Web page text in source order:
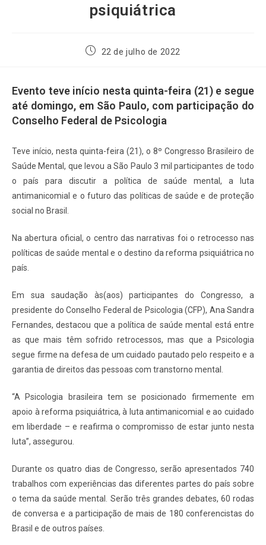
psiquiátrica
22 de julho de 2022
Evento teve início nesta quinta-feira (21) e segue
até domingo, em São Paulo, com participação do
Conselho Federal de Psicologia
Teve início, nesta quinta-feira (21), o 8º Congresso Brasileiro de
Saúde Mental, que levou a São Paulo 3 mil participantes de todo
o país para discutir a política de saúde mental, a luta
antimanicomial e o futuro das políticas de saúde e de proteção
social no Brasil.
Na abertura oficial, o centro das narrativas foi o retrocesso nas
políticas de saúde mental e o destino da reforma psiquiátrica no
país.
Em sua saudação às(aos) participantes do Congresso, a
presidente do Conselho Federal de Psicologia (CFP), Ana Sandra
Fernandes, destacou que a política de saúde mental está entre
as que mais têm sofrido retrocessos, mas que a Psicologia
segue firme na defesa de um cuidado pautado pelo respeito e a
garantia de direitos das pessoas com transtorno mental.
“A Psicologia brasileira tem se posicionado firmemente em
apoio à reforma psiquiátrica, à luta antimanicomial e ao cuidado
em liberdade – e reafirma o compromisso de estar junto nesta
luta”, assegurou.
Durante os quatro dias de Congresso, serão apresentados 740
trabalhos com experiências das diferentes partes do país sobre
o tema da saúde mental. Serão três grandes debates, 60 rodas
de conversa e a participação de mais de 180 conferencistas do
Brasil e de outros países.